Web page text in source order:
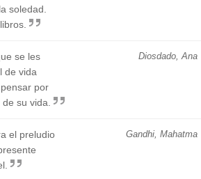
soledad.
Diosdado, Ana
se les
de vida
por
su vida.
Gandhi, Mahatma
el preludio